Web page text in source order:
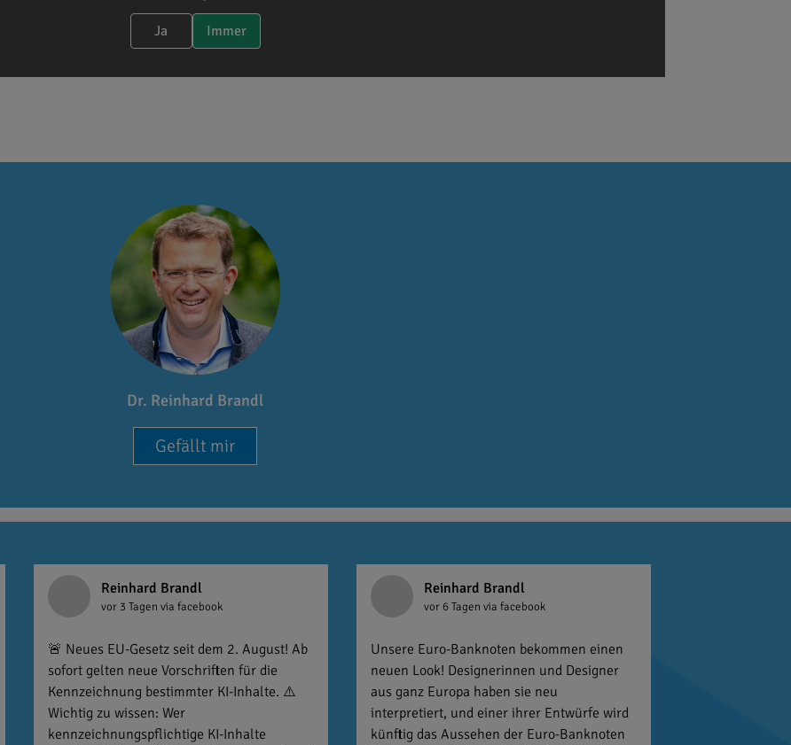
Ja Immer
Dr. Reinhard Brandl
Gefällt mir
Reinhard Brandl
vor 3 Tagen via facebook
🚨 Neues EU-Gesetz seit dem 2. August! Ab
sofort gelten neue Vorschriften für die
Kennzeichnung bestimmter KI-Inhalte. ⚠️
Wichtig zu wissen: Wer
kennzeichnungspflichtige KI-Inhalte
Reinhard Brandl
vor 6 Tagen via facebook
Unsere Euro-Banknoten bekommen einen
neuen Look! Designerinnen und Designer
aus ganz Europa haben sie neu
interpretiert, und einer ihrer Entwürfe wird
künftig das Aussehen der Euro-Banknoten